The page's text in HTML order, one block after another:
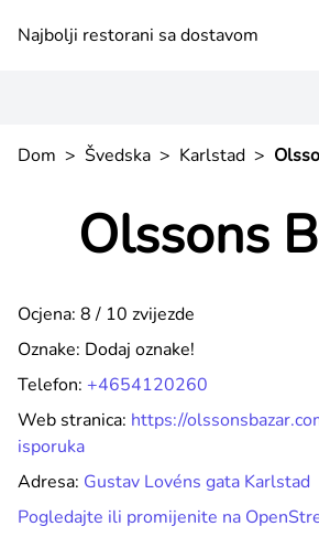
Najbolji restorani sa dostavom
Dom > Švedska > Karlstad >
Olssons
Ocjena: 8 / 10 zvijezde
Oznake: Dodaj oznake!
Telefon: +4654120260
Web stranica: https://
isporuka
Adresa: Gustav Lovéns gata Karlstad
Pogledajte ili promijenite na